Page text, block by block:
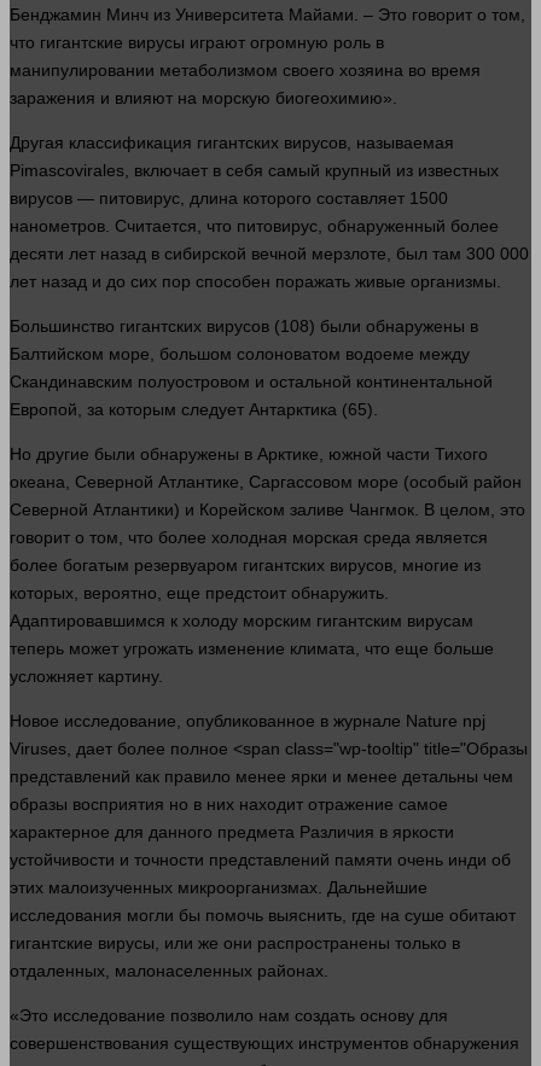
Бенджамин Минч из Университета Майами. – Это говорит о том,
что гигантские вирусы играют огромную роль в
манипулировании метаболизмом своего хозяина во время
заражения и влияют на морскую биогеохимию».
Другая классификация гигантских вирусов, называемая
Pimascovirales, включает в себя самый крупный из известных
вирусов — питовирус, длина которого составляет 1500
нанометров. Считается, что питовирус, обнаруженный более
десяти лет назад в сибирской вечной мерзлоте, был там 300 000
лет назад и до сих пор способен поражать живые организмы.
Большинство гигантских вирусов (108) были обнаружены в
Балтийском море, большом солоноватом водоеме между
Скандинавским полуостровом и остальной континентальной
Европой, за которым следует Антарктика (65).
Но другие были обнаружены в Арктике, южной части Тихого
океана, Северной Атлантике, Саргассовом море (особый район
Северной Атлантики) и Корейском заливе Чангмок. В целом, это
говорит о том, что более холодная морская среда является
более богатым резервуаром гигантских вирусов, многие из
которых, вероятно , еще предстоит обнаружить.
Адаптировавшимся к холоду морским гигантским вирусам
теперь может угрожать изменение климата, что еще больше
усложняет картину.
Новое исследование , опубликованное в журнале Nature npj
Viruses, дает более полное <span class="wp-tooltip" title="Образы
представлений как правило менее ярки и менее детальны чем
образы восприятия но в них находит отражение самое
характерное для данного предмета Различия в яркости
устойчивости и точности представлений памяти очень инди об
этих малоизученных микроорганизмах. Дальнейшие
исследования могли бы помочь выяснить, где на суше обитают
гигантские вирусы, или же они распространены только в
отдаленных, малонаселенных районах.
«Это исследование позволило нам создать основу для
совершенствования существующих инструментов обнаружения